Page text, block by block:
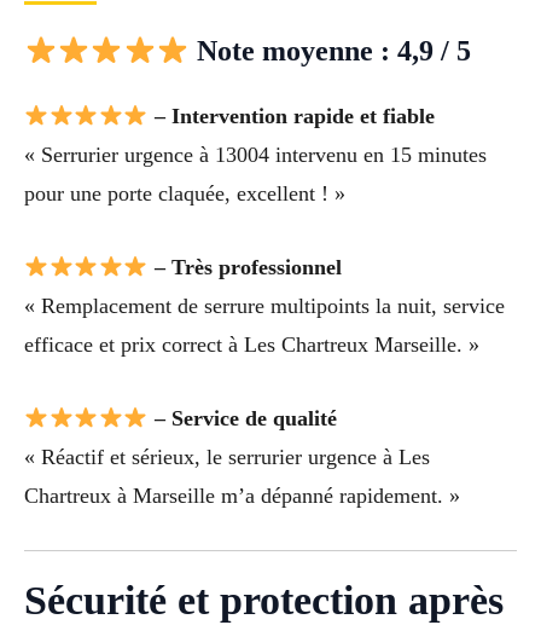
Note moyenne : 4,9 / 5
– Intervention rapide et fiable
« Serrurier urgence à 13004 intervenu en 15 minutes
pour une porte claquée, excellent ! »
– Très professionnel
« Remplacement de serrure multipoints la nuit, service
efficace et prix correct à Les Chartreux Marseille. »
– Service de qualité
« Réactif et sérieux, le serrurier urgence à Les
Chartreux à Marseille m’a dépanné rapidement. »
Sécurité et protection après